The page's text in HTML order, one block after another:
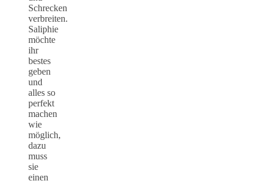
Schrecken
verbreiten.
Saliphie
möchte
ihr
bestes
geben
und
alles so
perfekt
machen
wie
möglich,
dazu
muss
sie
einen